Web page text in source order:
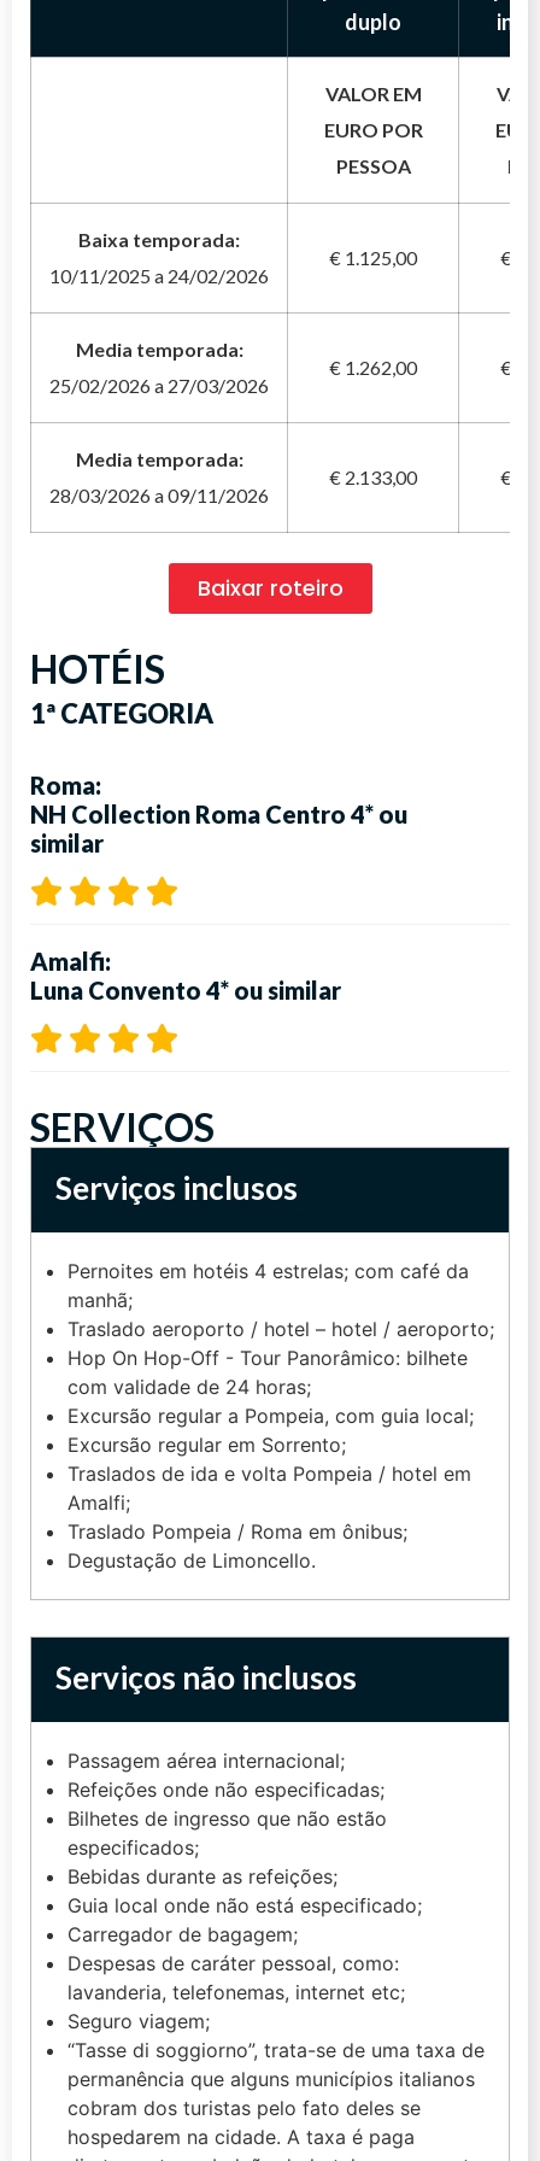
duplo
VALOR EM
EURO POR
PESSOA
Baixa temporada:
10/11/2025 a 24/02/2026
€ 1.125,00 €
Media temporada:
25/02/2026 a 27/03/2026
€ 1.262,00 €
Media temporada:
28/03/2026 a 09/11/2026
€ 2.133,00 €
Baixar roteiro
HOTÉIS
1ª CATEGORIA
Roma:
NH Collection Roma Centro 4* ou
similar
Amalfi:
Luna Convento 4* ou similar
SERVIÇOS
Serviços inclusos
Pernoites em hotéis 4 estrelas; com café da
manhã;
Traslado aeroporto / hotel – hotel / aeroporto;
Hop On Hop-Off - Tour Panorâmico: bilhete
com validade de 24 horas;
Excursão regular a Pompeia, com guia local;
Excursão regular em Sorrento;
Traslados de ida e volta Pompeia / hotel em
Amalfi;
Traslado Pompeia / Roma em ônibus;
Degustação de Limoncello.
Serviços não inclusos
Passagem aérea internacional;
Refeições onde não especificadas;
Bilhetes de ingresso que não estão
especificados;
Bebidas durante as refeições;
Guia local onde não está especificado;
Carregador de bagagem;
Despesas de caráter pessoal, como:
lavanderia, telefonemas, internet etc;
Seguro viagem;
“Tasse di soggiorno”, trata-se de uma taxa de
permanência que alguns municípios italianos
cobram dos turistas pelo fato deles se
hospedarem na cidade. A taxa é paga